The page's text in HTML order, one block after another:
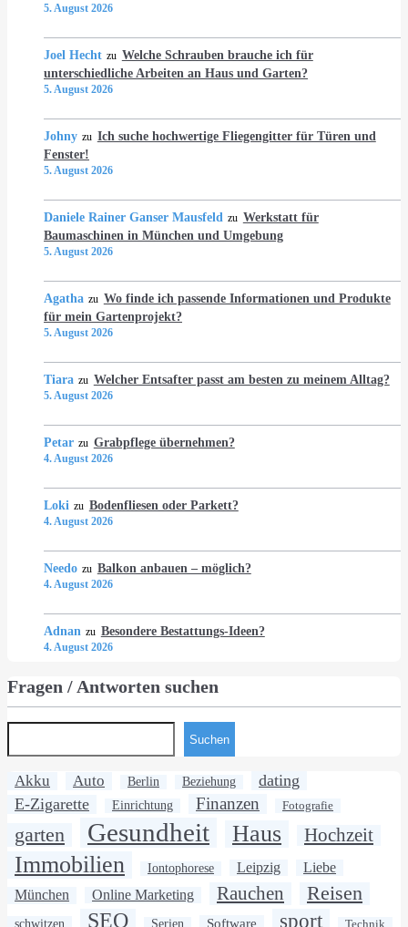
5. August 2026
Joel Hecht zu Welche Schrauben brauche ich für
unterschiedliche Arbeiten an Haus und Garten?
5. August 2026
Johny zu Ich suche hochwertige Fliegengitter für Türen und
Fenster!
5. August 2026
Daniele Rainer Ganser Mausfeld zu Werkstatt für
Baumaschinen in München und Umgebung
5. August 2026
Agatha zu Wo finde ich passende Informationen und Produkte
für mein Gartenprojekt?
5. August 2026
Tiara zu Welcher Entsafter passt am besten zu meinem Alltag?
5. August 2026
Petar zu Grabpflege übernehmen?
4. August 2026
Loki zu Bodenfliesen oder Parkett?
4. August 2026
Needo zu Balkon anbauen – möglich?
4. August 2026
Adnan zu Besondere Bestattungs-Ideen?
4. August 2026
Fragen / Antworten suchen
Suchen
Akku Auto Berlin Beziehung
dating
E-Zigarette
Einrichtung Finanzen Fotografie
garten Gesundheit Haus Hochzeit
Immobilien Iontophorese Leipzig Liebe
München Online Marketing Rauchen Reisen
schwitzen SEO Serien Software sport Technik